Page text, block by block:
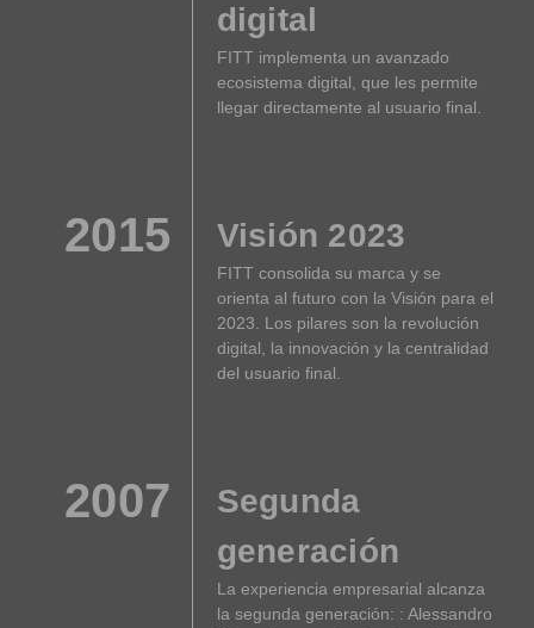
digital
FITT implementa un avanzado
ecosistema digital, que les permite
llegar directamente al usuario final.
2015 Visión 2023
FITT consolida su marca y se
orienta al futuro con la Visión para el
2023. Los pilares son la revolución
digital, la innovación y la centralidad
del usuario final.
2007
Segunda
generación
La experiencia empresarial alcanza
la segunda generación: : Alessandro